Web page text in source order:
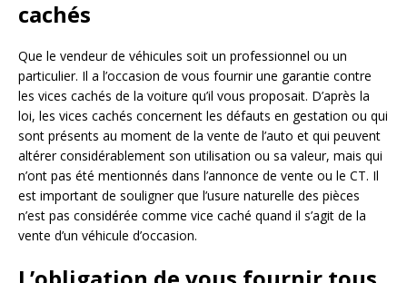
cachés
Que le vendeur de véhicules soit un professionnel ou un
particulier. Il a l’occasion de vous fournir une garantie contre
les vices cachés de la voiture qu’il vous proposait. D’après la
loi, les vices cachés concernent les défauts en gestation ou qui
sont présents au moment de la vente de l’auto et qui peuvent
altérer considérablement son utilisation ou sa valeur, mais qui
n’ont pas été mentionnés dans l’annonce de vente ou le CT. Il
est important de souligner que l’usure naturelle des pièces
n’est pas considérée comme vice caché quand il s’agit de la
vente d’un véhicule d’occasion.